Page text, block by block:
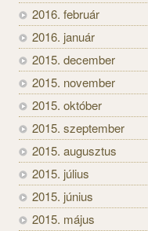
2016. február
2016. január
2015. december
2015. november
2015. október
2015. szeptember
2015. augusztus
2015. július
2015. június
2015. május